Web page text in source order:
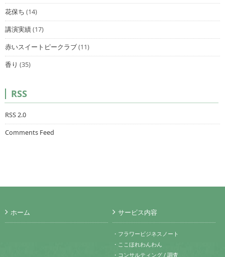
花保ち (14)
講演実績(17)
赤いスイートピークラブ(11)
香り (35)
RSS
RSS 2.0
Comments Feed
ホーム サービス内容
・フラワービジネスノート
・ここほれわんわん
・コンサルティング / 調査